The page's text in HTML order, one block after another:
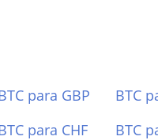
para GBP BTC
para CHF BTC